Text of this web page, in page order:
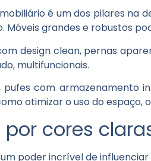
é um dos pilares na
Móveis grandes e robustos
design clean, pernas
multifuncionais.
pufes com armazenamento
otimizar o uso do espaço,
por cores
poder incrível de